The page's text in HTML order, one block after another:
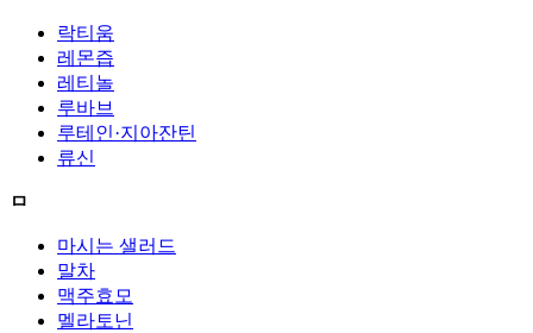
락티움
레몬즙
레티놀
루바브
루테인·지아잔틴
류신
ㅁ
마시는 샐러드
말차
맥주효모
멜라토닌